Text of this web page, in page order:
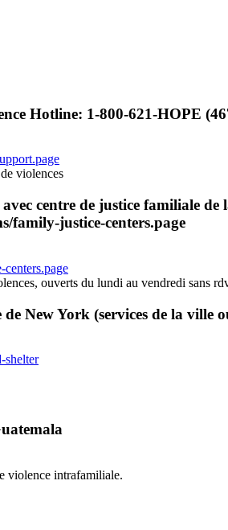
Hotline: 1-800-621-HOPE
violences
centre de justice familiale
family-justice-centers.page
ouverts du lundi au vendredi sans
New York (services de la ville
shelter
violence intrafamiliale.